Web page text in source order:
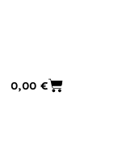
0,00 €Cart